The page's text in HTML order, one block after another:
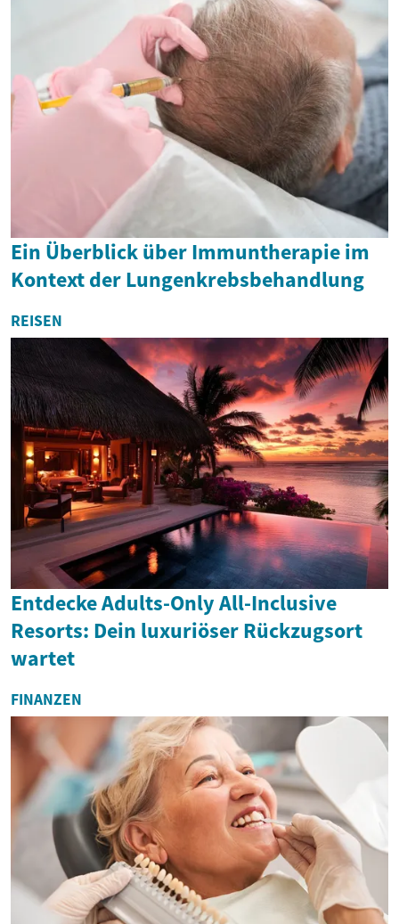
Ein Überblick über Immuntherapie im
Kontext der Lungenkrebsbehandlung
REISEN
Entdecke Adults-Only All-Inclusive
Resorts: Dein luxuriöser Rückzugsort
wartet
FINANZEN